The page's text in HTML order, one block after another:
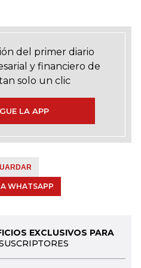
del primer diario
y financiero de
solo un clic
LA APP
WHATSAPP
EXCLUSIVOS PARA